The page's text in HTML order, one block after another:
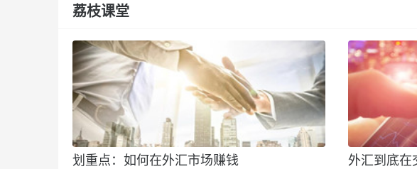
荔枝课堂
划重点：如何在外汇市场赚钱 外汇到底在